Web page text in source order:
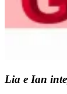
Lia e Ian